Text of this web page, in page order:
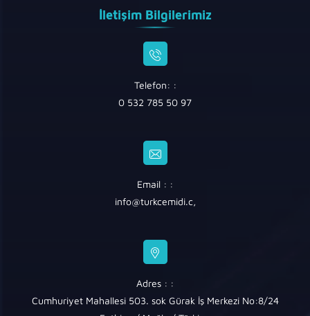
İletişim Bilgilerimiz
Telefon: :
0 532 785 50 97
Email : :
info@turkcemidi.c,
Adres : :
Cumhuriyet Mahallesi 503. sok Gürak İş Merkezi No:8/24